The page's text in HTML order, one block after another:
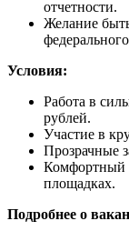
отчетности.
Желание
Условия:
Работа в
рублей.
Участие в
Прозрачные
Комфортный
площадках.
Подробнее о